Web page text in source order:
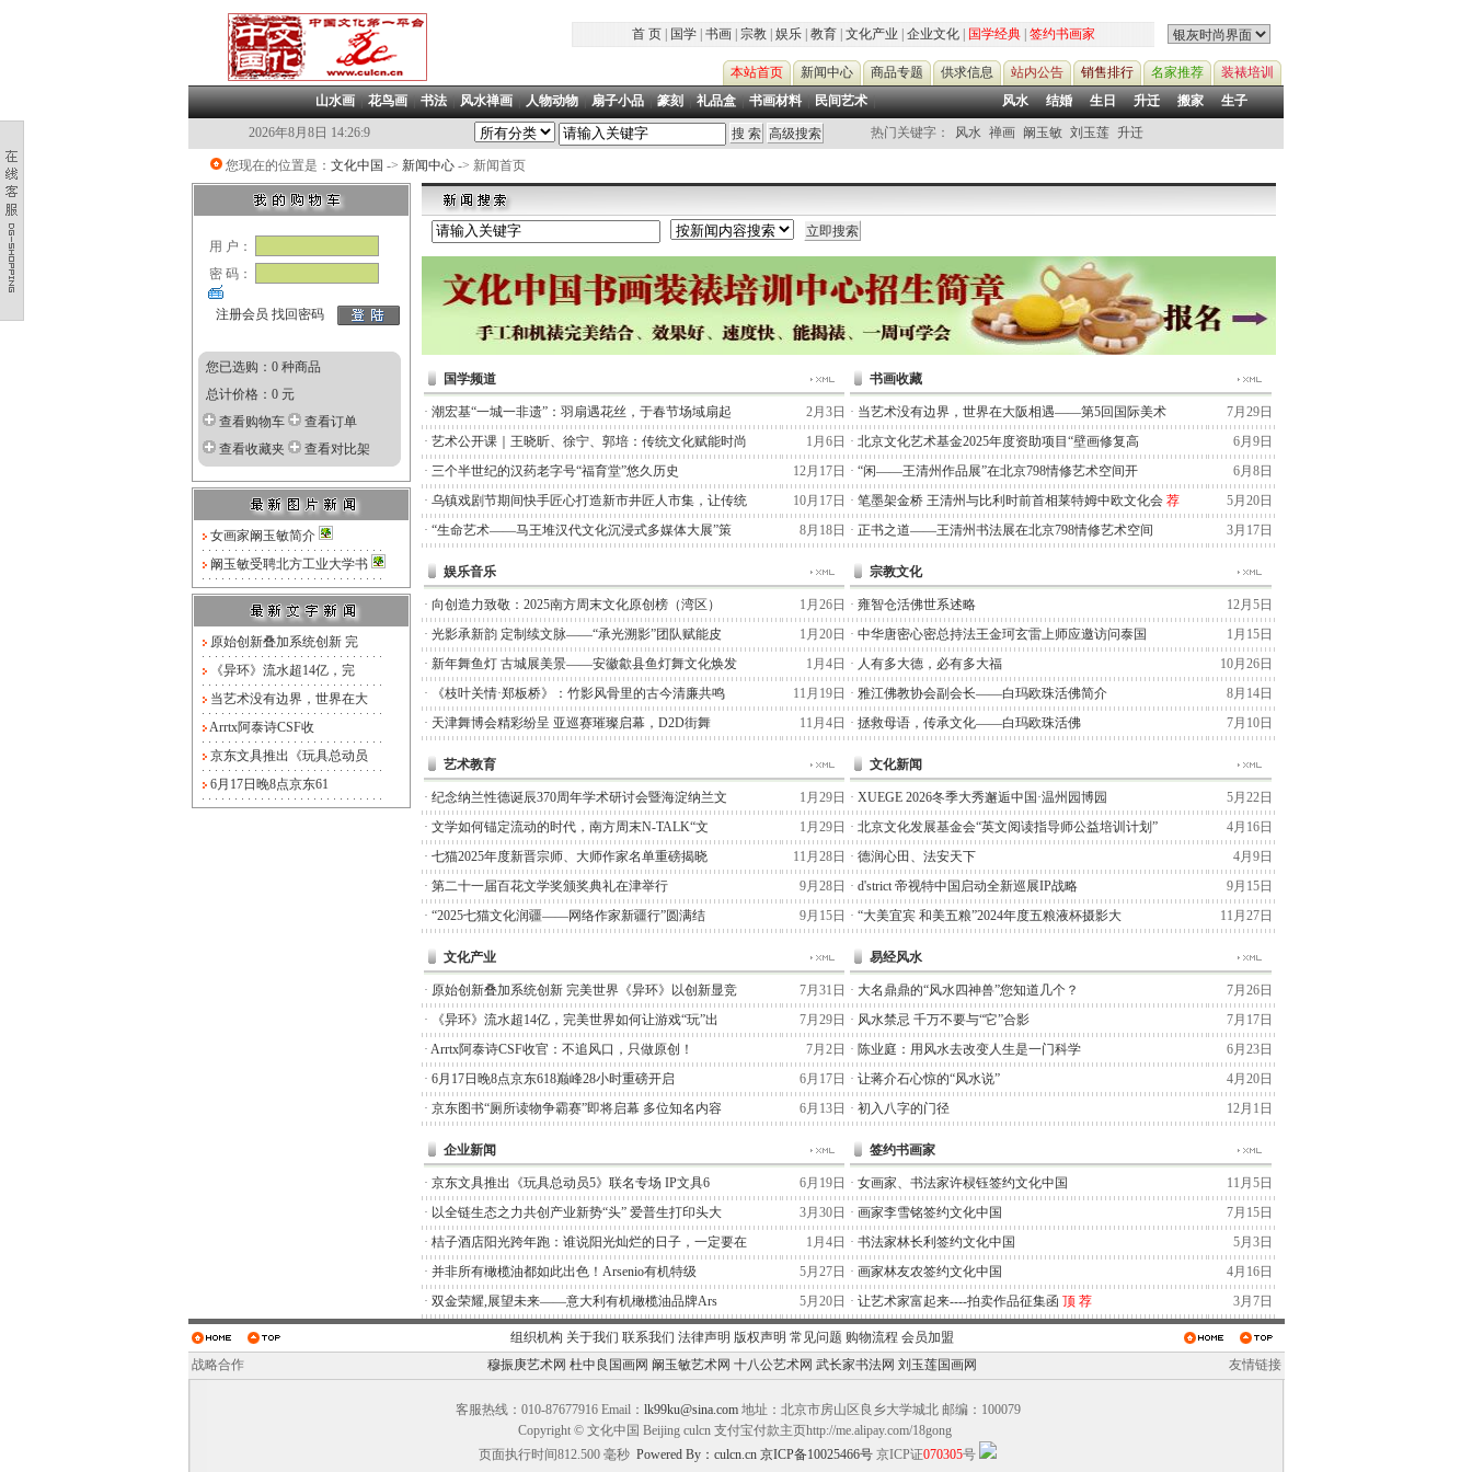
首 页| 国学| 书画| 宗教| 娱乐| 教育| 文化产业 企业文化| 国学经典| 签约书画家
本站首页 新闻中心 商品专题 供求信息 站内公告 销售排行 名家推荐
装裱培训
山水画|花鸟画|书法|风水禅画|人物动物|扇子小品|篆刻 |礼品盒|书画材料|民间艺术| 风水 结婚 生日 升迁 搬家 生子
2026年8月8日 14:26:9 热门关键字： 风水 禅画 阚玉敏 刘玉莲 升迁
您现在的位置是： 文化中国 -> 新闻中心 -> 新闻首页
用 户：
密 码：
注册会员 找回密码
您已选购：0 种商品
总计价格：0 元
查看购物车
查看订单
查看收藏夹
查看对比架
女画家阚玉敏简介
阚玉敏受聘北方工业大学书
原始创新叠加系统创新 完
《异环》流水超14亿，完
当艺术没有边界，世界在大
Arrtx阿泰诗CSF收
京东文具推出《玩具总动员
6月17日晚8点京东61
国学频道
· 潮宏基“一城一非遗”：羽扇遇花丝，于春节场域扇起
2月3日
· 艺术公开课｜王晓昕、徐宁、郭培：传统文化赋能时尚
1月6日
· 三个半世纪的汉药老字号“福育堂”悠久历史
12月17日
· 乌镇戏剧节期间快手匠心打造新市井匠人市集，让传统
10月17日
· “生命艺术——马王堆汉代文化沉浸式多媒体大展”策 8月18日
书画收藏
· 当艺术没有边界，世界在大阪相遇——第5回国际美术
7月29日
· 北京文化艺术基金2025年度资助项目“壁画修复高
6月9日
· “闲——王清州作品展”在北京798情修艺术空间开
6月8日
· 笔墨架金桥 王清州与比利时前首相莱特姆中欧文化会 荐
5月20日
· 正书之道——王清州书法展在北京798情修艺术空间 3月17日
娱乐音乐
· 向创造力致敬：2025南方周末文化原创榜（湾区）
1月26日
· 光影承新韵 定制续文脉——“承光溯影”团队赋能皮
1月20日
· 新年舞鱼灯 古城展美景——安徽歙县鱼灯舞文化焕发
1月4日
·
《枝叶关情·郑板桥》：竹影风骨里的古今清廉共鸣
11月19日
· 天津舞博会精彩纷呈 亚巡赛璀璨启幕，D2D街舞 11月4日
宗教文化
· 雍智仓活佛世系述略
12月5日
· 中华唐密心密总持法王金珂玄雷上师应邀访问泰国
1月15日
· 人有多大德，必有多大福
10月26日
· 雅江佛教协会副会长——白玛欧珠活佛简介
8月14日
· 拯救母语，传承文化——白玛欧珠活佛 7月10日
艺术教育
· 纪念纳兰性德诞辰370周年学术研讨会暨海淀纳兰文
1月29日
· 文学如何锚定流动的时代，南方周末N-TALK“文
1月29日
· 七猫2025年度新晋宗师、大师作家名单重磅揭晓
11月28日
· 第二十一届百花文学奖颁奖典礼在津举行
9月28日
· “2025七猫文化润疆——网络作家新疆行”圆满结 9月15日
文化新闻
· XUEGE 2026冬季大秀邂逅中国·温州园博园
5月22日
· 北京文化发展基金会“英文阅读指导师公益培训计划”
4月16日
· 德润心田、法安天下
4月9日
· d'strict 帝视特中国启动全新巡展IP战略
9月15日
· “大美宜宾 和美五粮”2024年度五粮液杯摄影大 11月27日
文化产业
· 原始创新叠加系统创新 完美世界《异环》以创新显竞
7月31日
·
《异环》流水超14亿，完美世界如何让游戏“玩”出
7月29日
· Arrtx阿泰诗CSF收官：不追风口，只做原创！
7月2日
· 6月17日晚8点京东618巅峰28小时重磅开启
6月17日
· 京东图书“厕所读物争霸赛”即将启幕 多位知名内容 6月13日
易经风水
· 大名鼎鼎的“风水四神兽”您知道几个？
7月26日
· 风水禁忌 千万不要与“它”合影
7月17日
· 陈业庭：用风水去改变人生是一门科学
6月23日
· 让蒋介石心惊的“风水说”
4月20日
· 初入八字的门径 12月1日
企业新闻
· 京东文具推出《玩具总动员5》联名专场 IP文具6
6月19日
· 以全链生态之力共创产业新势“头” 爱普生打印头大
3月30日
· 桔子酒店阳光跨年跑：谁说阳光灿烂的日子，一定要在
1月4日
· 并非所有橄榄油都如此出色！Arsenio有机特级
5月27日
· 双金荣耀,展望未来——意大利有机橄榄油品牌Ars 5月20日
签约书画家
· 女画家、书法家许棂钰签约文化中国
11月5日
· 画家李雪铭签约文化中国
7月15日
· 书法家林长利签约文化中国
5月3日
· 画家林友农签约文化中国
4月16日
· 让艺术家富起来----拍卖作品征集函 顶 荐 3月7日
组织机构 关于我们 联系我们 法律声明 版权声明 常见问题 购物流程 会员加盟
战略合作
穆振庚艺术网 杜中良国画网 阚玉敏艺术网 十八公艺术网 武长家书法网 刘玉莲国画网 友情链接
客服热线：010-87677916 Email： lk99ku@sina.com地址：北京市房山区良乡大学城北 邮编：100079
Copyright © 文化中国 Beijing culcn 支付宝付款主页http://me.alipay.com/18gong
页面执行时间812.500 毫秒 Powered By：culcn.cn 京ICP备10025466号 京ICP证070305号